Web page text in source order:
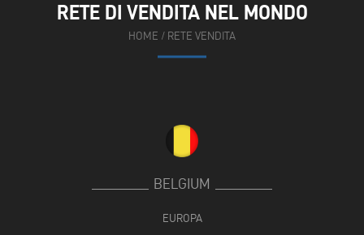
RETE DI VENDITA NEL MONDO
HOME / RETE VENDITA
BELGIUM
EUROPA